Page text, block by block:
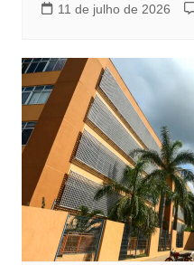
11 de julho de 2026